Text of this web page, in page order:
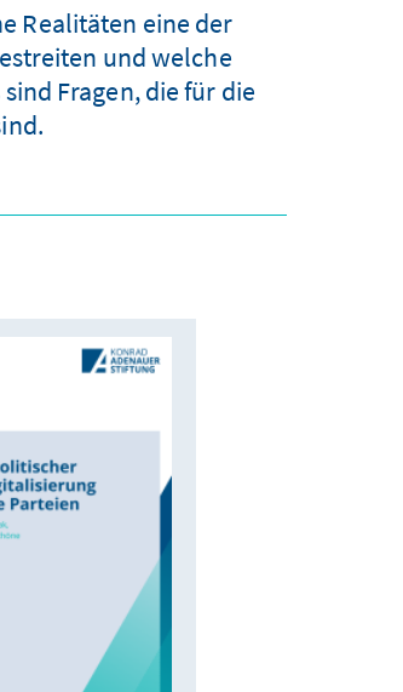
Realitäten eine der
und welche
Fragen, die für die